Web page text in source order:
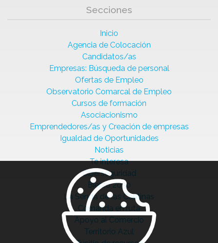
Secciones
Inicio
Agencia de Colocación
Candidatos/as
Empresas: Búsqueda de personal
Ofertas de Empleo
Observatorio Comarcal de Empleo
Cursos de formación
Asociacionismo
Emprendedores/as y Creación de empresas
Igualdad de Oportunidades
Noticias
Te interesa
Ciberseguridad
Bierzo 2030
La Senda de las Cantinas
Comanda en ruta
Apoyo al Comercio
Territorio Azul